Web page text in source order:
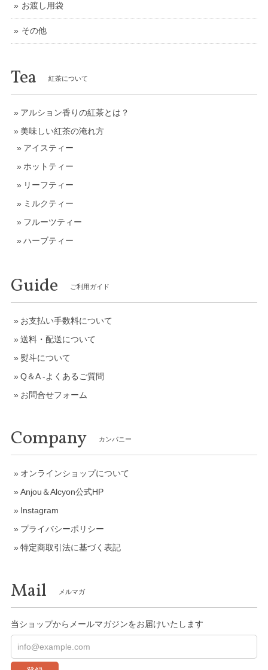
お渡し用袋
その他
Tea 紅茶について
アルション香りの紅茶とは？
美味しい紅茶の淹れ方
アイスティー
ホットティー
リーフティー
ミルクティー
フルーツティー
ハーブティー
Guide ご利用ガイド
お支払い手数料について
送料・配送について
熨斗について
Q＆A -よくあるご質問
お問合せフォーム
Company カンパニー
オンラインショップについて
Anjou＆Alcyon公式HP
Instagram
プライバシーポリシー
特定商取引法に基づく表記
Mail メルマガ
当ショップからメールマガジンをお届けいたします